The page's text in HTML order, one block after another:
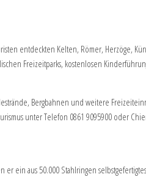
entdeckten Kelten, Römer, Herzöge,
Freizeitparks, kostenlosen
Bergbahnen und weitere
unter Telefon 0861 9095900 oder
ein aus 50.000 Stahlringen